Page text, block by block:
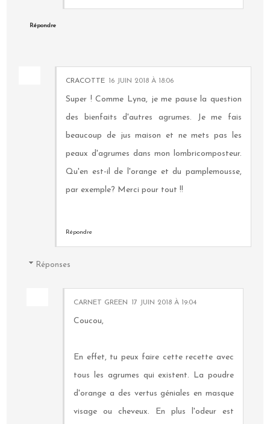
Répondre
CRACOTTE 16 JUIN 2018 À 18:06
Super ! Comme Lyna, je me pause la question
des bienfaits d'autres agrumes. Je me fais
beaucoup de jus maison et ne mets pas les
peaux d'agrumes dans mon lombricomposteur.
Qu'en est-il de l'orange et du pamplemousse,
par exemple? Merci pour tout !!
Répondre
Réponses
CARNET GREEN 17 JUIN 2018 À 19:04
Coucou,
En effet, tu peux faire cette recette avec
tous les agrumes qui existent. La poudre
d'orange a des vertus géniales en masque
visage ou cheveux. En plus l'odeur est